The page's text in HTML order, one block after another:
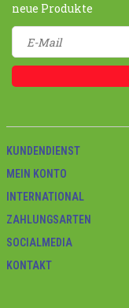
neue Produkte
KUNDENDIENST
MEIN KONTO
INTERNATIONAL
ZAHLUNGSARTEN
SOCIALMEDIA
KONTAKT